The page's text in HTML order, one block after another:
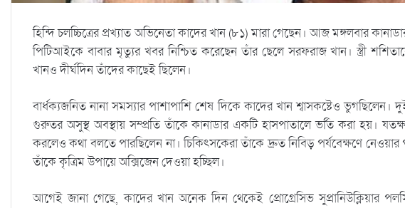
হিন্দি চলচ্চিত্রের প্রখ্যাত অভিনেতা কাদের খান (৮১) মারা গেছেন। আজ মঙ্গলবার
পিটিআইকে বাবার মৃত্যুর খবর নিশ্চিত করেছেন তাঁর ছেলে সরফরাজ খান। স্ত্রী
খানও দীর্ঘদিন তাঁদের কাছেই ছিলেন।
বার্ধক্যজনিত নানা সমস্যার পাশাপাশি শেষ দিকে কাদের খান শ্বাসকষ্টেও
গুরুতর অসুস্থ অবস্থায় সম্প্রতি তাঁকে কানাডার একটি হাসপাতালে ভর্তি করা হয়।
করলেও কথা বলতে পারছিলেন না। চিকিৎসকেরা তাঁকে দ্রুত নিবিড় পর্যবেক্ষণে
তাঁকে কৃত্রিম উপায়ে অক্সিজেন দেওয়া হচ্ছিল।
আগেই জানা গেছে, কাদের খান অনেক দিন থেকেই প্রোগ্রেসিভ সুপ্রানিউক্লিয়ার